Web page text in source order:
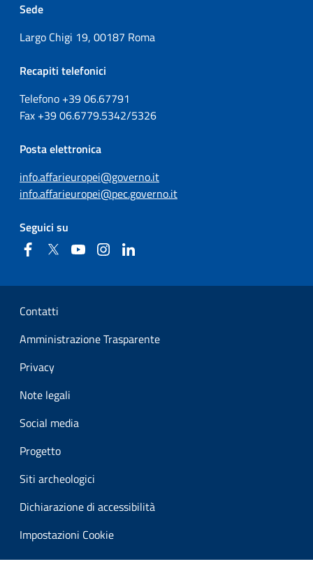
Sede
Largo Chigi 19, 00187 Roma
Recapiti telefonici
Telefono +3906.67791
Fax +3906.6779.5342/5326
Posta elettronica
info.affarieuropei@governo.it
info.affarieuropei@pec.governo.it
Seguici su
FacebookTwitter YouTubeInstagram
Sezione Link Utili
Contatti
Amministrazione Trasparente
Privacy
Note legali
Social media
Progetto
Siti archeologici
Dichiarazione di accessibilità
Impostazioni Cookie